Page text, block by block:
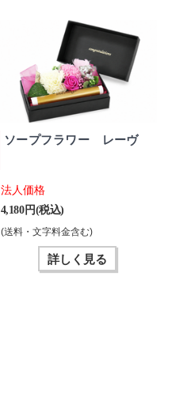
ソープフラワー レーヴ
法人価格
4,180 円(税込)
(送料・文字料金含む)
詳しく見る